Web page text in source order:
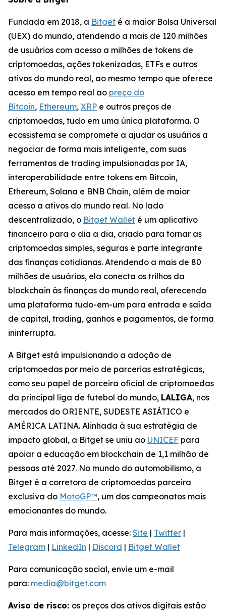
Fundada em 2018, a Bitget é a maior Bolsa Universal
(UEX) do mundo, atendendo a mais de 120 milhões
de usuários com acesso a milhões de tokens de
criptomoedas, ações tokenizadas, ETFs e outros
ativos do mundo real, ao mesmo tempo que oferece
acesso em tempo real ao preço do
Bitcoin, Ethereum, XRP e outros preços de
criptomoedas, tudo em uma única plataforma. O
ecossistema se compromete a ajudar os usuários a
negociar de forma mais inteligente, com suas
ferramentas de trading impulsionadas por IA,
interoperabilidade entre tokens em Bitcoin,
Ethereum, Solana e BNB Chain, além de maior
acesso a ativos do mundo real. No lado
descentralizado, o Bitget Wallet é um aplicativo
financeiro para o dia a dia, criado para tornar as
criptomoedas simples, seguras e parte integrante
das finanças cotidianas. Atendendo a mais de 80
milhões de usuários, ela conecta os trilhos da
blockchain às finanças do mundo real, oferecendo
uma plataforma tudo-em-um para entrada e saída
de capital, trading, ganhos e pagamentos, de forma
ininterrupta.
A Bitget está impulsionando a adoção de
criptomoedas por meio de parcerias estratégicas,
como seu papel de parceira oficial de criptomoedas
da principal liga de futebol do mundo, LALIGA, nos
mercados do ORIENTE, SUDESTE ASIÁTICO e
AMÉRICA LATINA. Alinhada à sua estratégia de
impacto global, a Bitget se uniu ao UNICEF para
apoiar a educação em blockchain de 1,1 milhão de
pessoas até 2027. No mundo do automobilismo, a
Bitget é a corretora de criptomoedas parceira
exclusiva do MotoGP™, um dos campeonatos mais
emocionantes do mundo.
Para mais informações, acesse: Site | Twitter |
Telegram | LinkedIn | Discord | Bitget Wallet
Para comunicação social, envie um e-mail
para: media@bitget.com
Aviso de risco: os preços dos ativos digitais estão